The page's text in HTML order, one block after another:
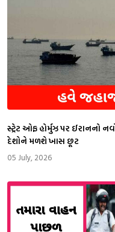
સ્ટ્રેટ ઓફ હોર્મુઝ પર ઈરાનનો
દેશોને મળશે ખાસ છૂટ
05 July, 2026